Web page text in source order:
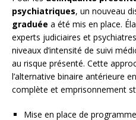
psychiatriques, un nouveau
graduée a été mis en place.
experts judiciaires et
niveaux d’intensité de suivi
au risque présenté. Cette
l’alternative binaire antérieure
complète et emprisonnement
Mise en place de